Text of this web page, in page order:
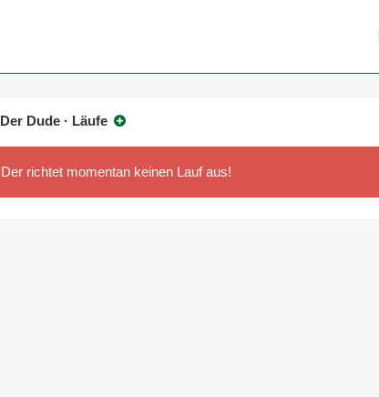
Der Dude · Läufe
Der richtet momentan keinen Lauf aus!